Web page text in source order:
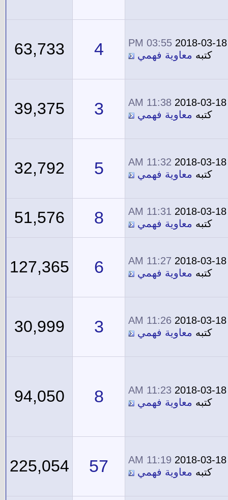
2018-03-18
03:55 PM
كتبه معاوية فهمي 4
63,733
2018-03-18
11:38 AM
كتبه معاوية فهمي 3
39,375
2018-03-18
11:32 AM
كتبه معاوية فهمي 5
32,792
2018-03-18
11:31 AM
كتبه معاوية فهمي 8
51,576
2018-03-18
11:27 AM
كتبه معاوية فهمي 6
127,365
2018-03-18
11:26 AM
كتبه معاوية فهمي 3
30,999
2018-03-18
11:23 AM
كتبه معاوية فهمي 8
94,050
2018-03-18
11:19 AM
كتبه معاوية فهمي 57
225,054